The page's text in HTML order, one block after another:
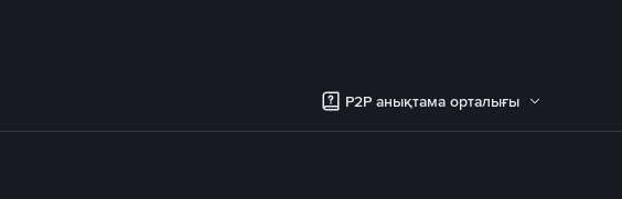
P2P анықтама орталығы